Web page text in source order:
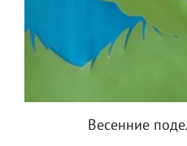
Весенние